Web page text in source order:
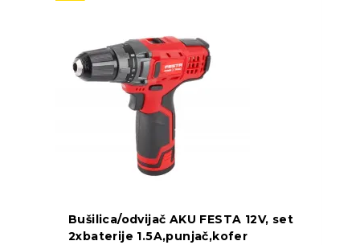
Bušilica/odvijač AKU FESTA 12V, set
2xbaterije 1.5A,punjač,kofer